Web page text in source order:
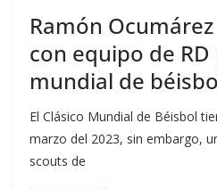
Ramón
con equipo de RD
mundial de
El Clásico Mundial de Béisbol
marzo del 2023, sin embargo,
scouts de